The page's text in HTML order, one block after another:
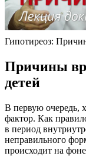
Гипотиреоз:
Причины
детей
В первую очередь,
фактор. Как
в период
неправильного
происходит на